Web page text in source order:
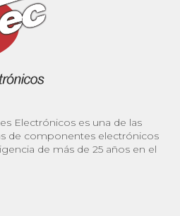
Electrónicos es una de las
de componentes electrónicos
de más de 25 años en el